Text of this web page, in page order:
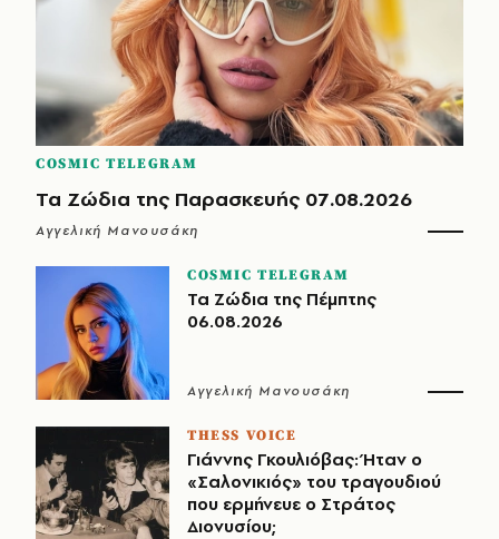
COSMIC TELEGRAM
Τα Ζώδια της Παρασκευής 07.08.2026
Αγγελική Μανουσάκη
COSMIC TELEGRAM
Τα Ζώδια της Πέμπτης
06.08.2026
Αγγελική Μανουσάκη
THESS VOICE
Γιάννης Γκουλιόβας: Ήταν ο
«Σαλονικιός» του τραγουδιού
που ερμήνευε ο Στράτος
Διονυσίου;